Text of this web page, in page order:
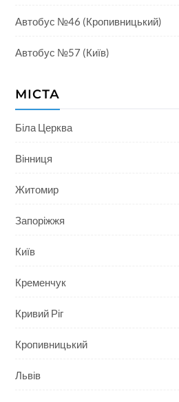
Автобус №46 (Кропивницький)
Автобус №57 (Київ)
МІСТА
Біла Церква
Вінниця
Житомир
Запоріжжя
Київ
Кременчук
Кривий Ріг
Кропивницький
Львів